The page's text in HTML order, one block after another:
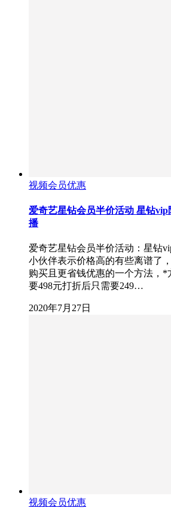
视频会员优惠
爱奇艺星钻会员半价活动 星钻
播
爱奇艺星钻会员半价活动：星钻
小伙伴表示价格高的有些离谱了
购买且更省钱优惠的一个方法，*
要498元打折后只需要249…
2020年7月27日
视频会员优惠